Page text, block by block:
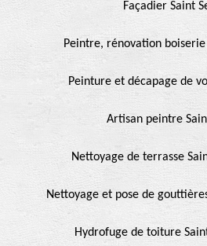
Façadier Saint
Peintre, rénovation boiserie
Peinture et décapage de
Artisan peintre
Nettoyage de terrasse
Nettoyage et pose de
Hydrofuge de toiture